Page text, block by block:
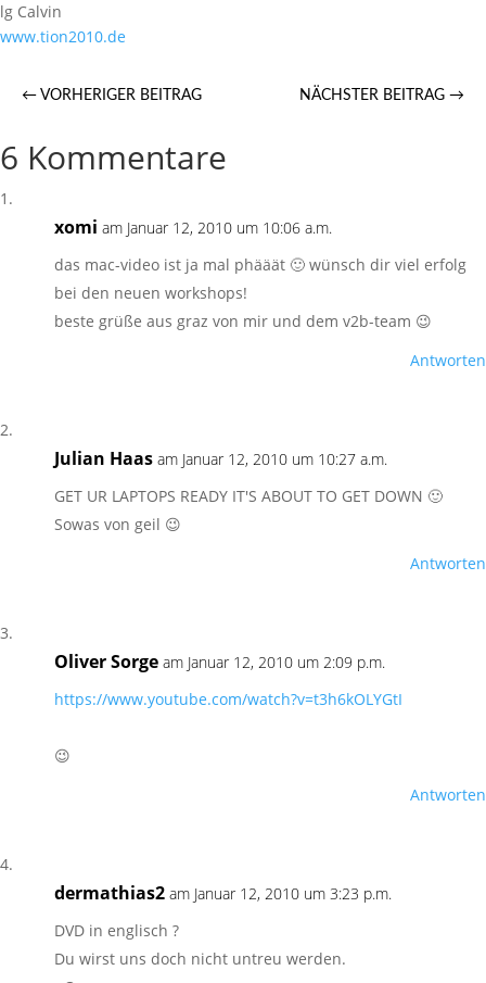
lg Calvin
www.tion2010.de
← VORHERIGER BEITRAG NÄCHSTER BEITRAG →
6 Kommentare
xomi am Januar 12, 2010 um 10:06 a.m.
das mac-video ist ja mal phääät 🙂 wünsch dir viel erfolg
bei den neuen workshops!
beste grüße aus graz von mir und dem v2b-team 😉
Antworten
Julian Haas am Januar 12, 2010 um 10:27 a.m.
GET UR LAPTOPS READY IT'S ABOUT TO GET DOWN 🙂
Sowas von geil 😉
Antworten
Oliver Sorge am Januar 12, 2010 um 2:09 p.m.
https://www.youtube.com/watch?v=t3h6kOLYGtI
😉
Antworten
dermathias2 am Januar 12, 2010 um 3:23 p.m.
DVD in englisch ?
Du wirst uns doch nicht untreu werden.